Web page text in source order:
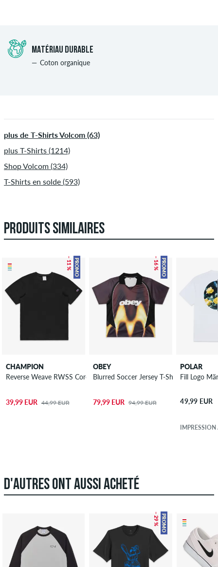
MATÉRIAU DURABLE
Coton organique
plus de T-Shirts Volcom (63)
plus T-Shirts (1214)
Shop Volcom (334)
T-Shirts en solde (593)
PRODUITS SIMILAIRES
PROMO
– 11 %
CHAMPION
Reverse Weave RWSS Core T-Shirt
39,99 EUR 44,99 EUR
PROMO
– 16 %
OBEY
Blurred Soccer Jersey T-Shirt
79,99 EUR 94,99 EUR
POLAR
Fill Logo
49,99 EUR
D'AUTRES ONT AUSSI ACHETÉ
PROMO
– 29 %